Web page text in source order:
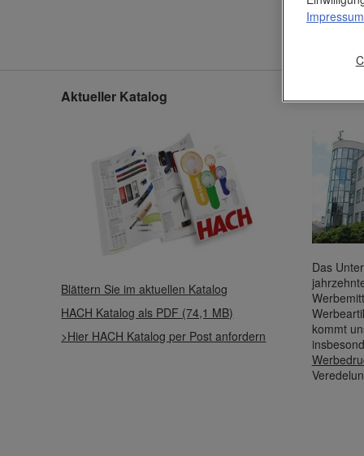
Aktueller Katalog
Blättern Sie im aktuellen Katalog
HACH Katalog als PDF (74,1 MB)
>Hier HACH Katalog per Post anfordern
Unser
Das
kommt
Impressum